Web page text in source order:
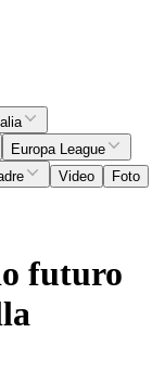
Europa League
Video
Foto
futuro